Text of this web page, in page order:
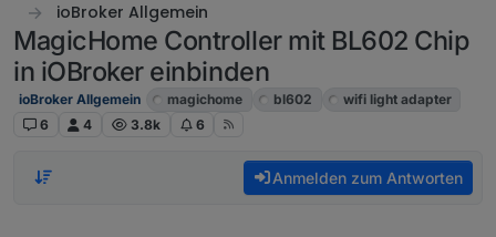
ioBroker Allgemein
MagicHome Controller mit BL602 Chip
in iOBroker einbinden
ioBroker Allgemein magichome bl602
wifi light adapter
6
4 3.8k 6
Anmelden zum Antworten